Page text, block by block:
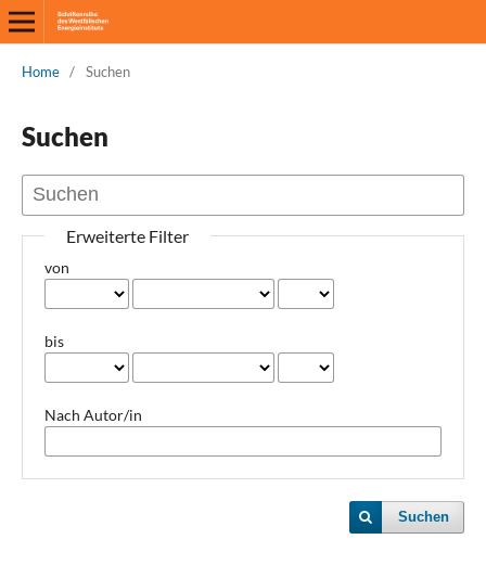
Home / Suchen
Suchen
Erweiterte Filter
von
bis
Nach Autor/in
Suchen